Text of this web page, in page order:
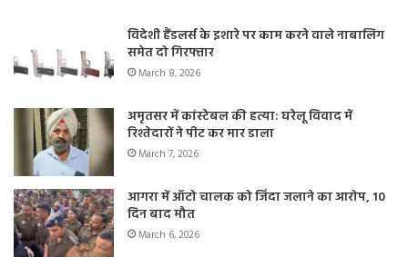
विदेशी हैंडलर्स के इशारे पर काम करने वाले नाबालिग
समेत दो गिरफ्तार
March 8, 2026
अमृतसर में कांस्टेबल की हत्या: घरेलू विवाद में
रिश्तेदारों ने पीट कर मार डाला
March 7, 2026
आगरा में ऑटो चालक को जिंदा जलाने का आरोप, 10
दिन बाद मौत
March 6, 2026